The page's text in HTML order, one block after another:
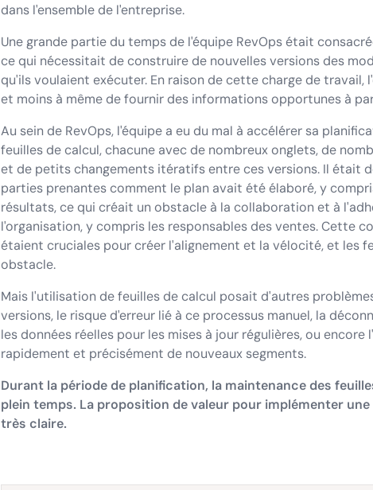
dans l'ensemble de l'entreprise.
Une grande partie du temps de l'équipe RevOps était
ce qui nécessitait de construire de nouvelles versions des
qu'ils voulaient exécuter. En raison de cette charge de
et moins à même de fournir des informations opportunes à
Au sein de RevOps, l'équipe a eu du mal à accélérer sa
feuilles de calcul, chacune avec de nombreux onglets, de
et de petits changements itératifs entre ces versions. Il était
parties prenantes comment le plan avait été élaboré, y
résultats, ce qui créait un obstacle à la collaboration et à
l'organisation, y compris les responsables des ventes. Cette
étaient cruciales pour créer l'alignement et la vélocité, et les
obstacle.
Mais l'utilisation de feuilles de calcul posait d'autres
versions, le risque d'erreur lié à ce processus manuel, la
les données réelles pour les mises à jour régulières, ou
rapidement et précisément de nouveaux segments.
Durant la période de planification, la maintenance des
plein temps. La proposition de valeur pour implémenter
très claire.